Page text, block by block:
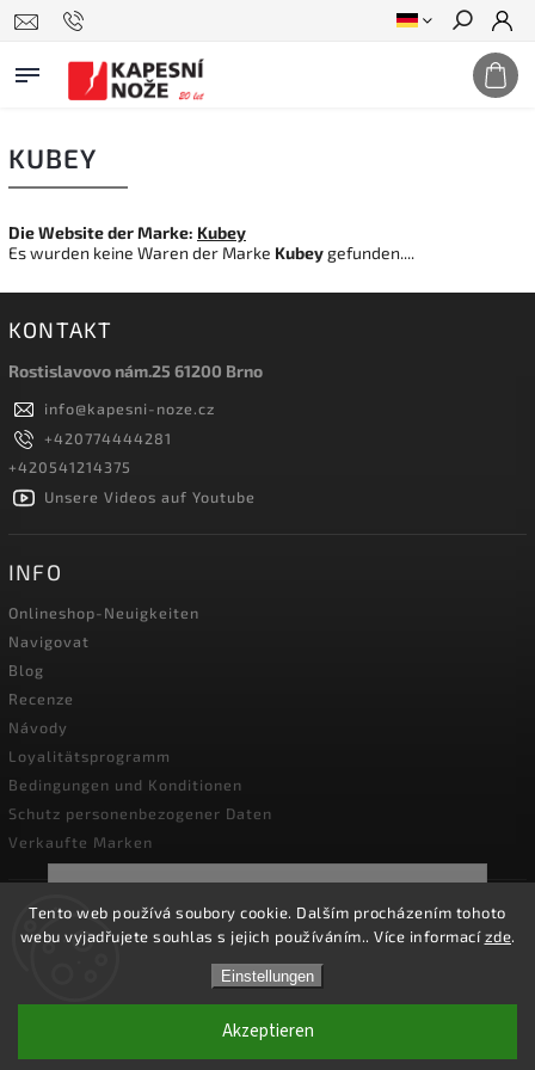
Tento web používá soubory cookie. Dalším procházením tohoto
webu vyjadřujete souhlas s jejich používáním.. Více informacízde.
Einstellungen
Akzeptieren
Unternehmen wegen **Betriebsurlaubs**
geschlossen. Unser Onlineshop bleibt weiterhin
geöffnet und Bestellungen können wie gewohnt
aufgegeben werden. Alle Bestellungen werden am
**Montag, den 17. August 2026**, bearbeitet. Vielen
Dank für Ihr Verständnis.☀️
Suchen
KUBEY
Die Website der Marke: Kubey
Es wurden keine Waren der Marke Kubey gefunden....
KONTAKT
Rostislavovo nám.25 61200 Brno
info@kapesni-noze.cz
+420774444281
+420541214375
Unsere Videos auf Youtube
INFO
Onlineshop-Neuigkeiten
Navigovat
Blog
Recenze
Návody
Loyalitätsprogramm
Bedingungen und Konditionen
Schutz personenbezogener Daten
Verkaufte Marken
Copyright 2026 kapesni-noze.cz
Cookie-Einstellungen ändern